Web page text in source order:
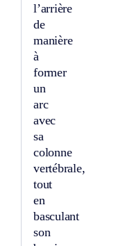
l’arrière
de
manière
à
former
un
arc
avec
sa
colonne
vertébrale,
tout
en
basculant
son